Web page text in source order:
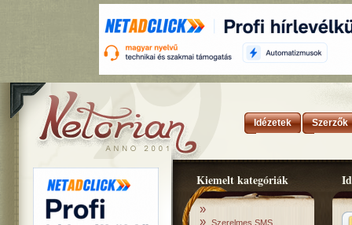
Idézetek Szerzők
Kiemelt kategóriák
»
» Szerelmes SMS